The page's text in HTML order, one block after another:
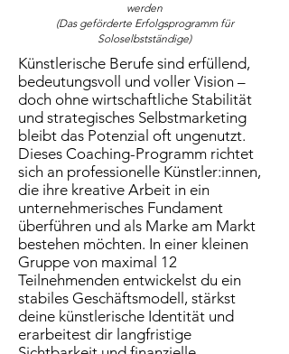
werden
(Das geförderte Erfolgsprogramm für
Soloselbstständige)
Künstlerische Berufe sind erfüllend,
bedeutungsvoll und voller Vision –
doch ohne wirtschaftliche Stabilität
und strategisches Selbstmarketing
bleibt das Potenzial oft ungenutzt.
Dieses Coaching-Programm richtet
sich an professionelle Künstler:innen,
die ihre kreative Arbeit in ein
unternehmerisches Fundament
überführen und als Marke am Markt
bestehen möchten. In einer kleinen
Gruppe von maximal 12
Teilnehmenden entwickelst du ein
stabiles Geschäftsmodell, stärkst
deine künstlerische Identität und
erarbeitest dir langfristige